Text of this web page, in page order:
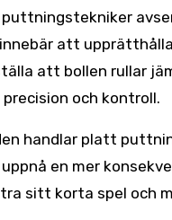
att
att bollen rullar
och kontroll.
handlar platt
en mer
sitt korta spel och